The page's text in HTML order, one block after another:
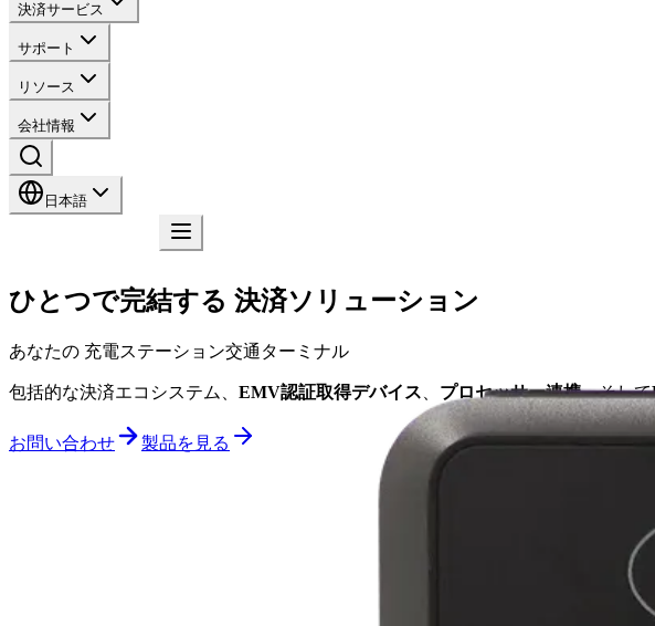
決済サービス
サポート
リソース
会社情報
日本語
ひとつで完結する 決済ソリューション
あなたの 充電ステーション交通ターミナル
包括的な決済エコシステム、 EMV認証取得デバイス プロセッサー連携、そして
お問い合わせ 製品を見る